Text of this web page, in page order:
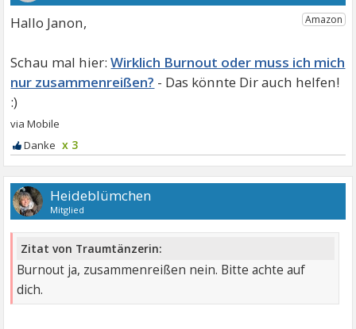
Hallo Janon,
Wirklich Burnout oder muss ich mich
nur zusammenreißen?
x 3
Heideblümchen
Mitglied
Zitat von Traumtänzerin:
Burnout ja, zusammenreißen nein. Bitte achte auf
dich.